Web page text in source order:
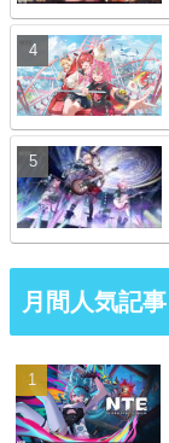
月間人気記事